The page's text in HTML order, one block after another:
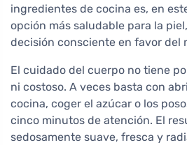
ingredientes de cocina es, en
opción más saludable para la
decisión consciente en favor del
El cuidado del cuerpo no tiene
ni costoso. A veces basta con
cocina, coger el azúcar o los
cinco minutos de atención. El
sedosamente suave, fresca y